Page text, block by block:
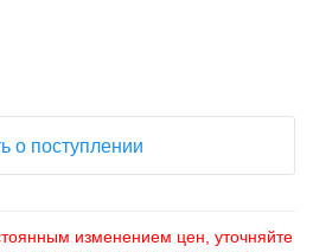
о поступлении
изменением цен, уточняйте